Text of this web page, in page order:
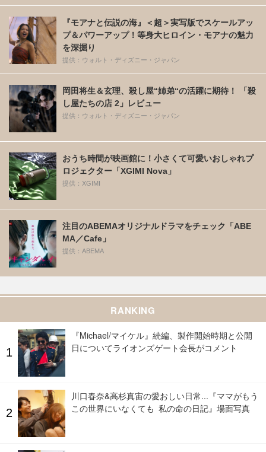
『モアナと伝説の海』＜超＞実写版でスケールアッ
プ＆パワーアップ！等身大ヒロイン・モアナの魅力
を深掘り
提供：ウォルト・ディズニー・ジャパン
岡田将生＆玄理、殺し屋“姉弟“の活躍に期待！ 「殺
し屋たちの店 2」レビュー
提供：ウォルト・ディズニー・ジャパン
おうち時間が映画館に！小さくて可愛いおしゃれプ
ロジェクター「XGIMI Nova」
提供：XGIMI
注目のABEMAオリジナルドラマをチェック「ABE
MA／Cafe」
提供：ABEMA
RANKING
『Michael/マイケル』続編、製作開始時期と公開
日についてライオンズゲート会長がコメント
川口春奈&高杉真宙の愛おしい日常...『ママがもう
この世界にいなくても 私の命の日記』場面写真